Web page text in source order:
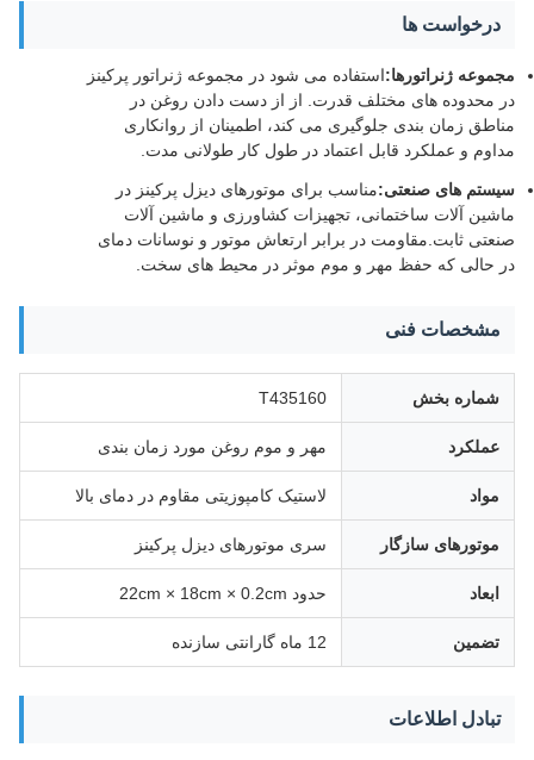
درخواست ها
مجموعه ژنراتورها:استفاده می شود در مجموعه ژنراتور پرکینز
در محدوده های مختلف قدرت. از از دست دادن روغن در
مناطق زمان بندی جلوگیری می کند، اطمینان از روانکاری
مداوم و عملکرد قابل اعتماد در طول کار طولانی مدت.
سیستم های صنعتی:مناسب برای موتورهای دیزل پرکینز در
ماشین آلات ساختمانی، تجهیزات کشاورزی و ماشین آلات
صنعتی ثابت.مقاومت در برابر ارتعاش موتور و نوسانات دمای
در حالی که حفظ مهر و موم موثر در محیط های سخت.
مشخصات فنی
شماره بخش T435160
عملکرد مهر و موم روغن مورد زمان بندی
مواد لاستیک کامپوزیتی مقاوم در دمای بالا
موتورهای سازگار سری موتورهای دیزل پرکینز
ابعاد حدود 22cm × 18cm × 0.2cm
تضمین 12 ماه گارانتی سازنده
تبادل اطلاعات